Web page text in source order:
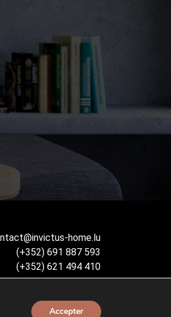
home.lu
(+352) 691 887 593
(+352) 621 494 410
Accepter